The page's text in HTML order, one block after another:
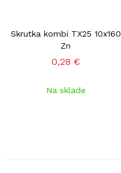
Skrutka kombi TX25 10x160
Zn
0,28 €
Na sklade